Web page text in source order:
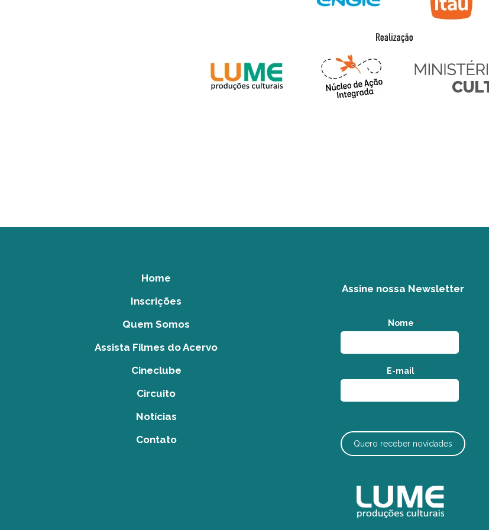
Home
Inscrições
Quem Somos
Assista Filmes do Acervo
Cineclube
Circuito
Notícias
Contato
Assine nossa Newsletter
Nome *
E-mail *
Quero receber novidades